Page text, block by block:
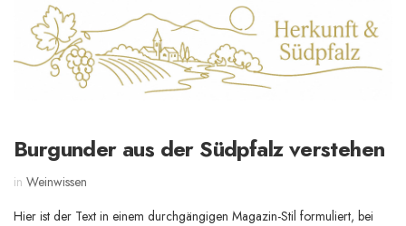
Burgunder aus der Südpfalz verstehen
in Weinwissen
Hier ist der Text in einem durchgängigen Magazin-Stil formuliert, bei